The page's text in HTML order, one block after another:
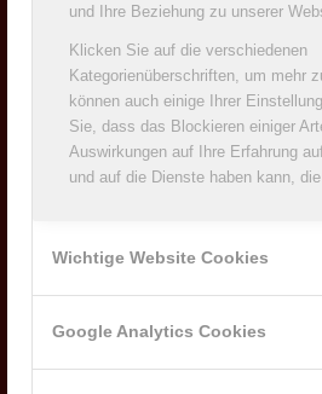
und Ihre Beziehung zu unserer
Klicken Sie auf die verschiedenen
Kategorienüberschriften, um mehr
können auch einige Ihrer
Sie, dass das Blockieren einiger
Auswirkungen auf Ihre Erfahrung
und auf die Dienste haben kann,
Wichtige Website Cookies
Google Analytics Cookies
ADDRESS
Milchwerke Oberfranken West eG
Sulzdorfer Str. 7
96484 Meeder
Telefon: +49 (0)9566/929-0
Telefax: +49 (0)9566/929-200
30. November 2017 - 11:07